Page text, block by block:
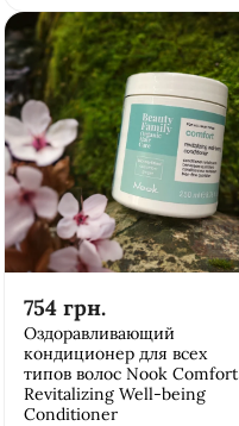
754 грн.
Оздоравливающий
кондиционер для всех
типов волос Nook Comfort
Revitalizing Well-being
Conditioner